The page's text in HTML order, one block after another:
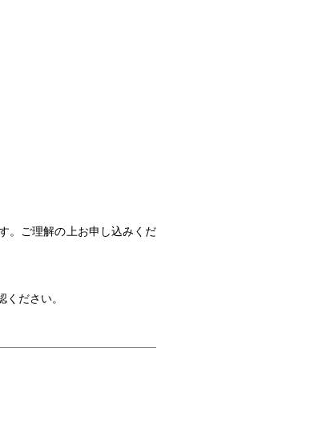
。ご理解の上お申し込みくだ
ださい。